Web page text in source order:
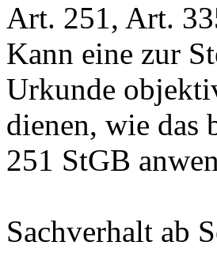
Art. 251, Art.
Kann eine zur
Urkunde
dienen, wie
251 StGB
Sachverhalt ab